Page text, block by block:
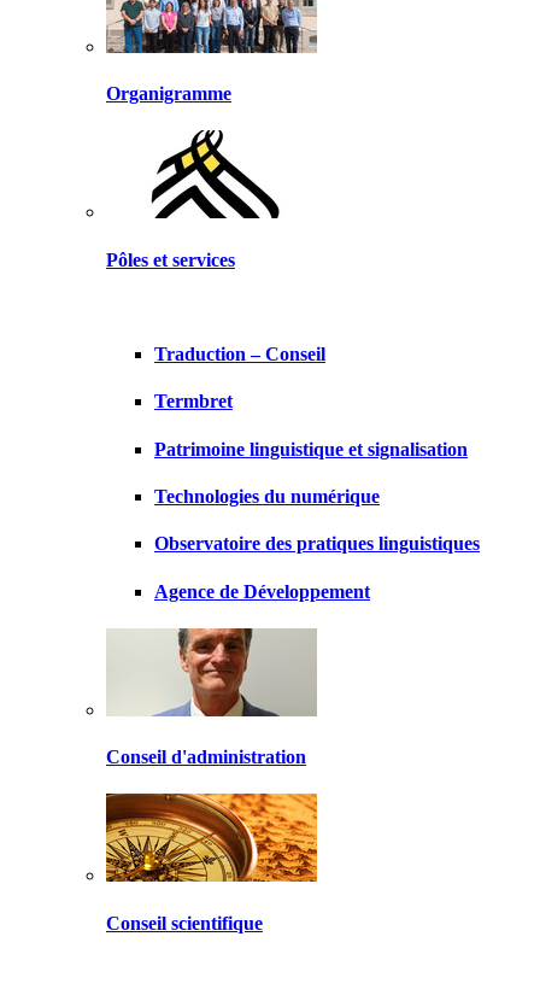
Organigramme
Pôles et services
Traduction – Conseil
Termbret
Patrimoine linguistique et signalisation
Technologies du numérique
Observatoire des pratiques linguistiques
Agence de Développement
Conseil d'administration
Conseil scientifique